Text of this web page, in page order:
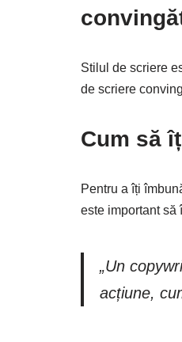
Stilul de scriere
de scriere
Cum să
Pentru a îți
este important
„Un
acțiune,